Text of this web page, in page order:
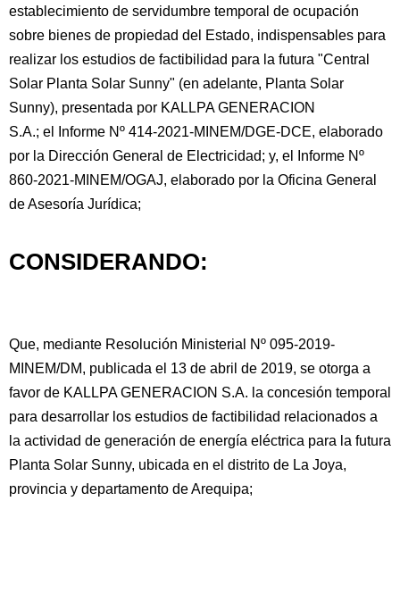
establecimiento de servidumbre temporal de ocupación
sobre bienes de propiedad del Estado, indispensables para
realizar los estudios de factibilidad para la futura "Central
Solar Planta Solar Sunny" (en adelante, Planta Solar
Sunny), presentada por KALLPA GENERACION
S.A.; el Informe Nº 414-2021-MINEM/DGE-DCE, elaborado
por la Dirección General de Electricidad; y, el Informe Nº
860-2021-MINEM/OGAJ, elaborado por la Oficina General
de Asesoría Jurídica;
CONSIDERANDO:
Que, mediante Resolución Ministerial Nº 095-2019-
MINEM/DM, publicada el 13 de abril de 2019, se otorga a
favor de KALLPA GENERACION S.A. la concesión temporal
para desarrollar los estudios de factibilidad relacionados a
la actividad de generación de energía eléctrica para la futura
Planta Solar Sunny, ubicada en el distrito de La Joya,
provincia y departamento de Arequipa;